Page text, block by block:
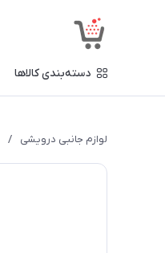
دسته‌بندی کالاها
لوازم جانبی درویشی /